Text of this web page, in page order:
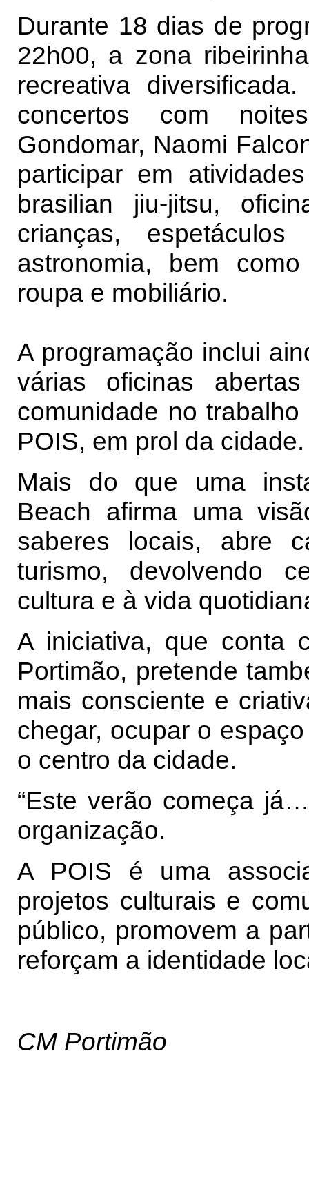
Durante 18 dias de
22h00, a zona
recreativa
concertos com
Gondomar, Naomi
participar em
brasilian jiu-jitsu,
crianças,
astronomia, bem
roupa e mobiliário.
A programação inclui
várias oficinas
comunidade no
POIS, em prol da cidade.
Mais do que uma
Beach afirma uma
saberes locais, abre
turismo, devolvendo
cultura e à vida
A iniciativa, que conta
Portimão, pretende
mais consciente e
chegar, ocupar o
o centro da cidade.
“Este verão começa
organização.
A POIS é uma
projetos culturais e
público, promovem a
reforçam a identidade
CM Portimão